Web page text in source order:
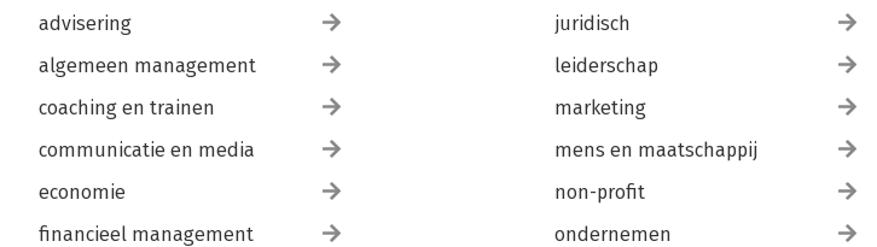
advisering
algemeen management
coaching en trainen
communicatie en media
economie
financieel management
juridisch
leiderschap
marketing
mens en maatschappij
non-profit
ondernemen